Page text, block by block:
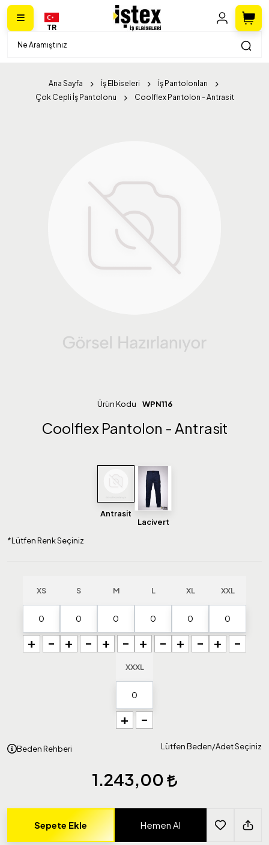
TR
Ana Sayfa İş Elbiseleri
İş Pantolonları
Çok Cepli İş Pantolonu
Coolflex Pantolon - Antrasit
Ürün Kodu WPN116
Coolflex Pantolon - Antrasit
Antrasit
Lacivert
*Lütfen Renk Seçiniz
XS
+ -
S
+ -
M
+ -
L
+ -
XL
+ -
XXL
+ -
XXXL
+ -
Beden Rehberi Lütfen Beden/Adet Seçiniz
1.243,00
Sepete Ekle Hemen Al